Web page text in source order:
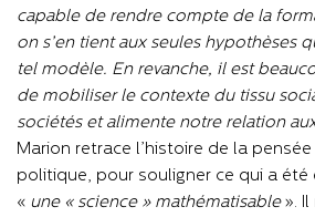
capable de rendre compte de la
on s’en tient aux seules hypothèses
tel modèle. En revanche, il est
de mobiliser le contexte du tissu
sociétés et alimente notre relation
Marion retrace l’histoire de la pensée
politique, pour souligner ce qui a été
« une « science » mathématisable». Il